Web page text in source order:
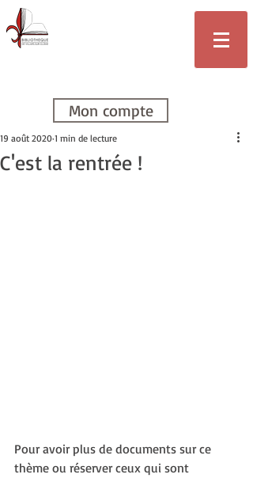
Mon compte
C'est la rentrée !
19 août 2020 1 min de lecture
Pour avoir plus de documents sur ce
thème ou réserver ceux qui sont